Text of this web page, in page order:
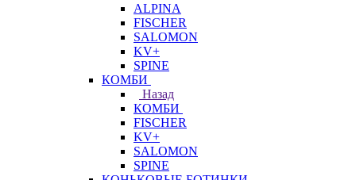
ALPINA
FISCHER
SALOMON
KV+
SPINE
КОМБИ
Назад
КОМБИ
FISCHER
KV+
SALOMON
SPINE